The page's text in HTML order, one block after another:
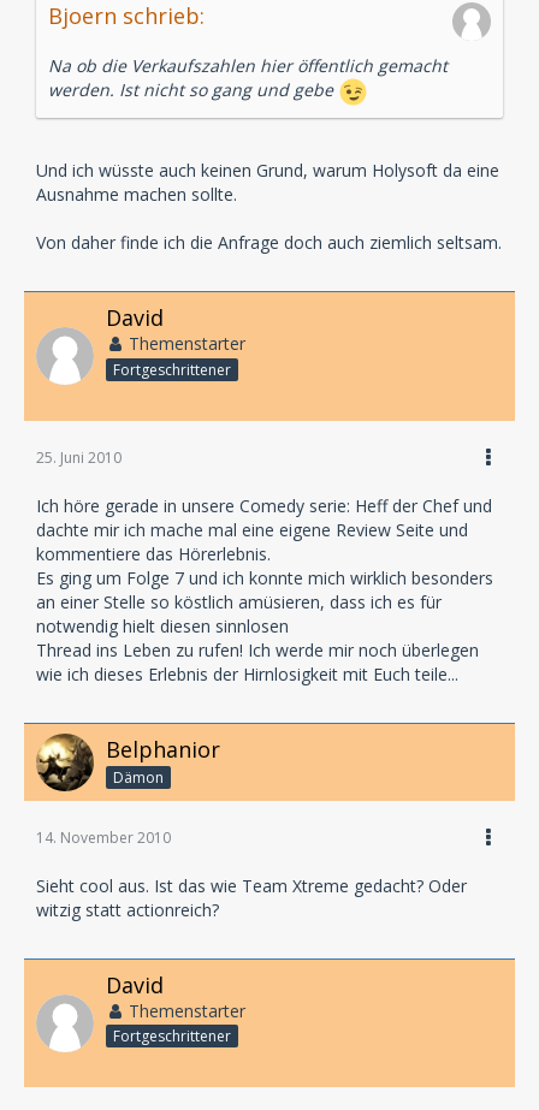
Bjoern schrieb:
Na ob die Verkaufszahlen hier öffentlich gemacht
werden. Ist nicht so gang und gebe
Und ich wüsste auch keinen Grund, warum Holysoft da eine
Ausnahme machen sollte.
Von daher finde ich die Anfrage doch auch ziemlich seltsam.
David
Themenstarter
Fortgeschrittener
25. Juni 2010
Ich höre gerade in unsere Comedy serie: Heff der Chef und
dachte mir ich mache mal eine eigene Review Seite und
kommentiere das Hörerlebnis.
Es ging um Folge 7 und ich konnte mich wirklich besonders
an einer Stelle so köstlich amüsieren, dass ich es für
notwendig hielt diesen sinnlosen
Thread ins Leben zu rufen! Ich werde mir noch überlegen
wie ich dieses Erlebnis der Hirnlosigkeit mit Euch teile...
Belphanior
Dämon
14. November 2010
Sieht cool aus. Ist das wie Team Xtreme gedacht? Oder
witzig statt actionreich?
David
Themenstarter
Fortgeschrittener